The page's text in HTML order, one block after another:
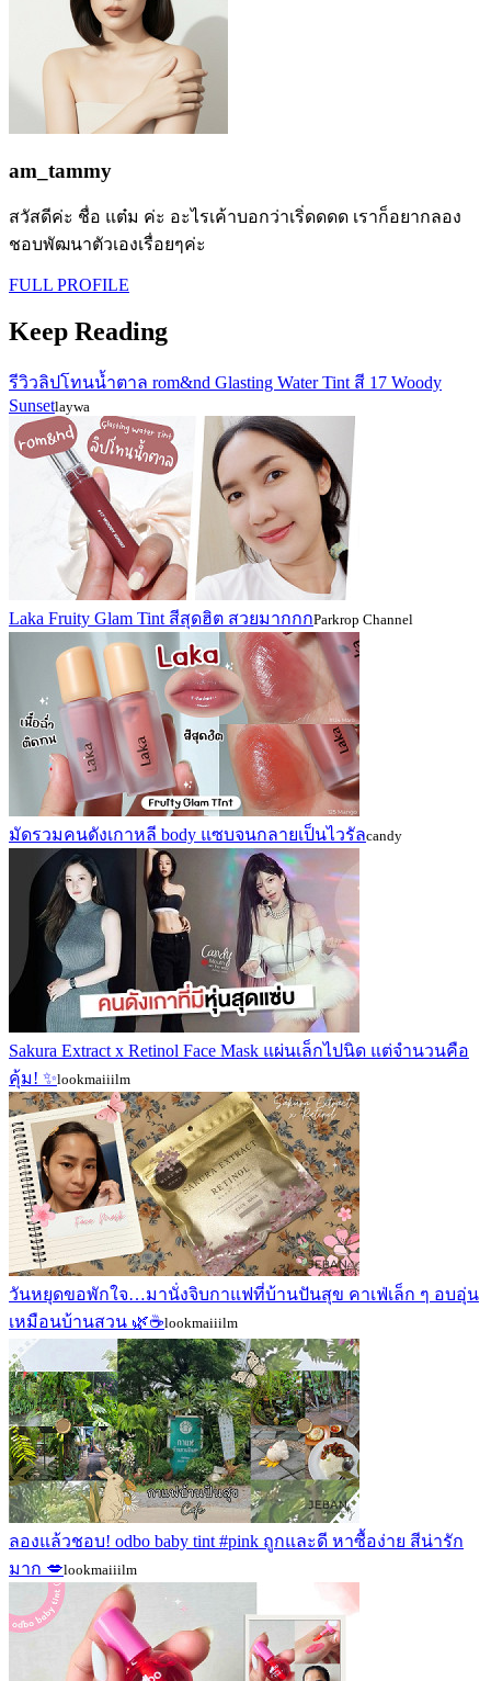
am_tammy
สวัสดีค่ะ ชื่อ แต๋ม ค่ะ อะไรเค้าบอกว่าเริ่ดดดด เราก็อยากลอง
ชอบพัฒนาตัวเองเรื่อยๆค่ะ
FULL PROFILE
Keep Reading
รีวิวลิปโทนน้ำตาล rom&nd Glasting Water Tint สี 17 Woody
Sunsetlaywa
Laka Fruity Glam Tint สีสุดฮิต สวยมากกกParkrop Channel
มัดรวมคนดังเกาหลี body แซบจนกลายเป็นไวรัลcandy
Sakura Extract x Retinol Face Mask แผ่นเล็กไปนิด แต่จำนวนคือ
คุ้ม! ✨lookmaiiilm
วันหยุดขอพักใจ…มานั่งจิบกาแฟที่บ้านปันสุข คาเฟ่เล็ก ๆ อบอุ่น
เหมือนบ้านสวน 🌿☕lookmaiiilm
ลองแล้วชอบ! odbo baby tint #pink ถูกและดี หาซื้อง่าย สีน่ารัก
มาก 💋lookmaiiilm